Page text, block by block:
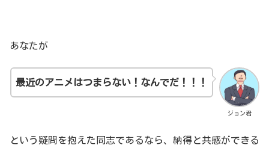
あなたが
ジョン君
最近のアニメはつまらない！なんでだ！！！
という疑問を抱えた同志であるなら、納得と共感ができる